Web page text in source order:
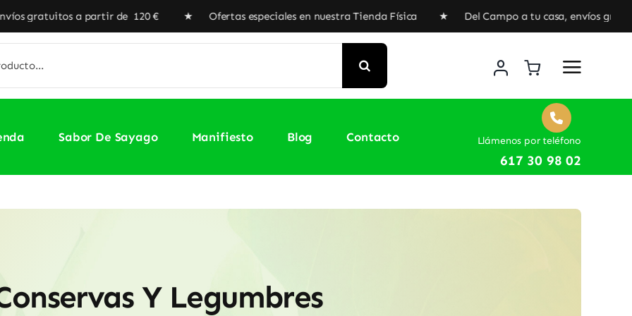
a partir de 120 € ★ Ofertas especiales en nuestra Tienda Física ★ Del Campo a tu casa, envíos gratuitos a
Sabor De Sayago Manifiesto Blog Contacto Llámenos por teléfono
617 30 98 02
Y Legumbres